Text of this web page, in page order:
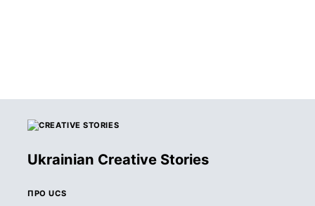
Ukrainian Creative Stories
ПРО UCS